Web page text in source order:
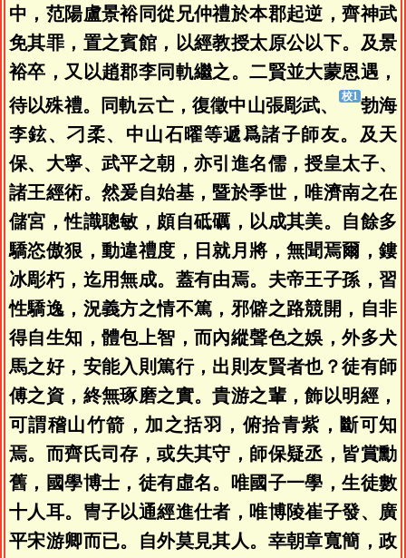
中，范陽盧景裕同從兄仲禮於本郡起逆，齊神武
免其罪，置之賓館，以經教授太原公以下。及景
裕卒，又以趙郡李同軌繼之。二賢並大蒙恩遇，
待以殊禮。同軌云亡，復徵中山張彫武、
勃海
李鉉、刁柔、中山石曜等遞爲諸子師友。及天
保、大寧、武平之朝，亦引進名儒，授皇太子、
諸王經術。然爰自始基，暨於季世，唯濟南之在
儲宮，性識聰敏，頗自砥礪，以成其美。自餘多
驕恣傲狠，動違禮度，日就月將，無聞焉爾，鏤
冰彫朽，迄用無成。蓋有由焉。夫帝王子孫，習
性驕逸，況義方之情不篤，邪僻之路競開，自非
得自生知，體包上智，而內縱聲色之娛，外多犬
馬之好，安能入則篤行，出則友賢者也？徒有師
傅之資，終無琢磨之實。貴游之輩，飾以明經，
可謂稽山竹箭，加之括羽，俯拾青紫，斷可知
焉。而齊氏司存，或失其守，師保疑丞，皆賞勳
舊，國學博士，徒有虛名。唯國子一學，生徒數
十人耳。冑子以通經進仕者，唯博陵崔子發、廣
平宋游卿而已。自外莫見其人。幸朝章寬簡，政